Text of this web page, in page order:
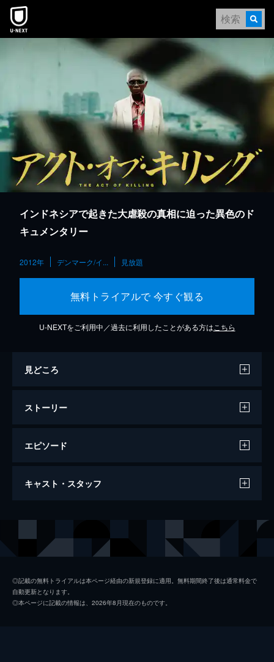
本文へスキップ
インドネシアで起きた大虐殺の真相に迫った異色のド
キュメンタリー
2012年 デンマーク/イ... 見放題
無料トライアルで 今すぐ観る
U-NEXTをご利用中／過去に利用したことがある方は こちら
見どころ
ストーリー
エピソード
アクト・オブ・キリング
キャスト・スタッフ
シーネ・ビュレ・ソーレンセン
◎記載の無料トライアルは本ページ経由の新規登録に適用。無料期間終了後は通常料金で
自動更新となります。
◎本ページに記載の情報は、2026年8月現在のものです。